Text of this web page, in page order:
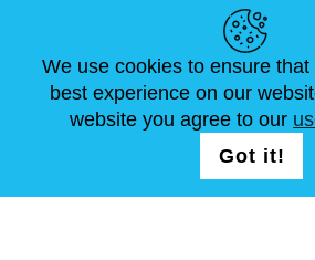
NEUIGKEITEN
ARTIKEL
ABOUT US
FAQ
We use cookies to ensure
best experience on our
website you agree to our
Got it!